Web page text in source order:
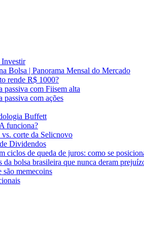
Investir
Bolsa | Panorama Mensal do Mercado
rende R$ 1000?
passiva com Fiisem alta
passiva com ações
Buffett
funciona?
corte da Selicnovo
Dividendos
ciclos de queda de juros: como se
da bolsa brasileira que nunca deram
são memecoins